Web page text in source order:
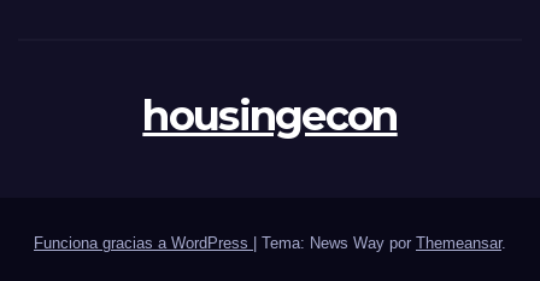
housingecon
Funciona gracias a WordPress Tema: News Way por Themeansar.